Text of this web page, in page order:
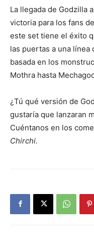
La llegada de Godzilla
victoria para los fans
este set tiene el éxito
las puertas a una línea
basada en los
Mothra hasta
¿Tú qué versión de
gustaría que lanzaran
Cuéntanos en los
Chirchi.